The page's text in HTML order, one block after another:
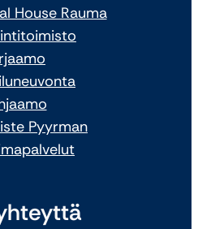
House Rauma
Pyyrman